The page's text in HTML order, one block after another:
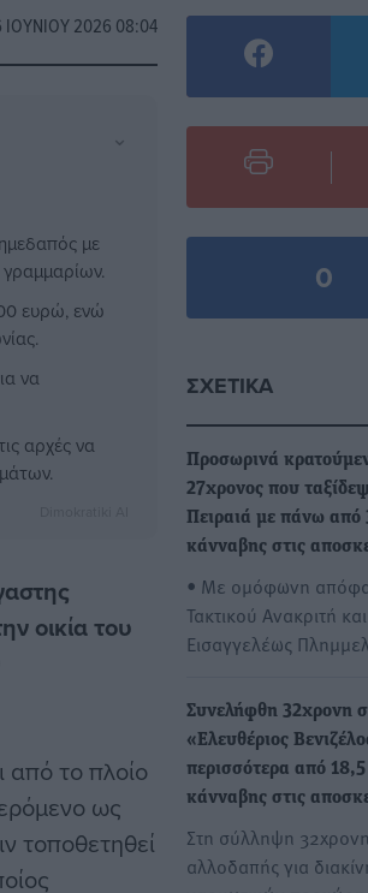
ΙΟΥΝΊΟΥ 2026 08:04
⌄
με
ευρώ, ενώ
να
αρχές να
οικία του
από το πλοίο
ως
τοποθετηθεί
0
ΣΧΕΤΙΚΆ
Προσωρινά
27χρονος που
Πειραιά με πάνω από
κάνναβης στις
• Με ομόφωνη
Τακτικού Ανακριτή
Εισαγγελέως
Συνελήφθη 32χρονη
«Ελευθέριος
περισσότερα από 18,5
κάνναβης στις
Στη σύλληψη
αλλοδαπής για